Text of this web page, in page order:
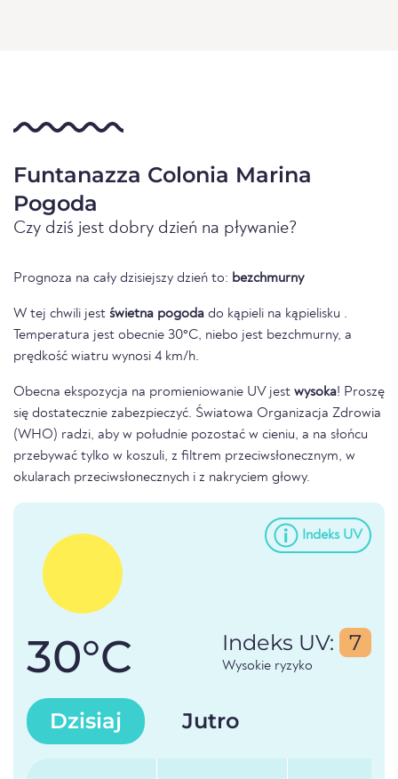
Funtanazza Colonia Marina
Pogoda
Czy dziś jest dobry dzień na pływanie?
Prognoza na cały dzisiejszy dzień to: bezchmurny
W tej chwili jest świetna pogoda do kąpieli na kąpielisku .
Temperatura jest obecnie 30°C, niebo jest bezchmurny, a
prędkość wiatru wynosi 4 km/h.
Obecna ekspozycja na promieniowanie UV jest wysoka! Proszę
się dostatecznie zabezpieczyć. Światowa Organizacja Zdrowia
(WHO) radzi, aby w południe pozostać w cieniu, a na słońcu
przebywać tylko w koszuli, z filtrem przeciwsłonecznym, w
okularach przeciwsłonecznych i z nakryciem głowy.
Indeks UV
30°C Indeks UV: 7
Wysokie ryzyko
Dzisiaj Jutro